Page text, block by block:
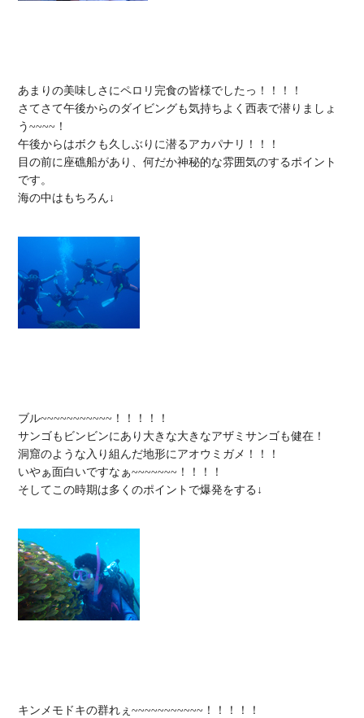
あまりの美味しさにペロリ完食の皆様でしたっ！！！！
さてさて午後からのダイビングも気持ちよく西表で潜りましょ
う~~~~！
午後からはボクも久しぶりに潜るアカパナリ！！！
目の前に座礁船があり、何だか神秘的な雰囲気のするポイント
です。
海の中はもちろん↓
ブル~~~~~~~~~~~！！！！！
サンゴもビンビンにあり大きな大きなアザミサンゴも健在！
洞窟のような入り組んだ地形にアオウミガメ！！！
いやぁ面白いですなぁ~~~~~~~！！！！
そしてこの時期は多くのポイントで爆発をする↓
キンメモドキの群れぇ~~~~~~~~~~~！！！！！